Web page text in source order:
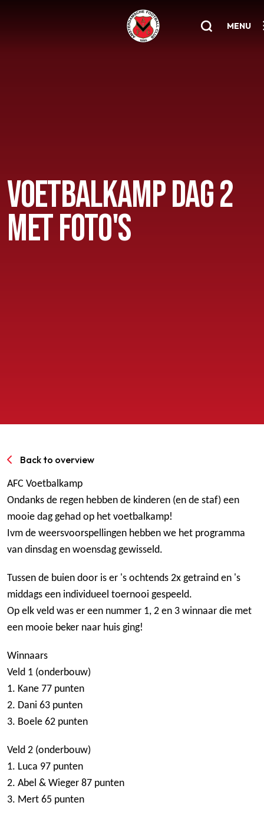
MENU
Senioren
Clubinfo
Nieuwsoverzicht
VOETBALKAMP DAG 2
MET FOTO'S
Back to overview
AFC Voetbalkamp
Ondanks de regen hebben de kinderen (en de staf) een
mooie dag gehad op het voetbalkamp!
Ivm de weersvoorspellingen hebben we het programma
van dinsdag en woensdag gewisseld.
Tussen de buien door is er 's ochtends 2x getraind en 's
middags een individueel toernooi gespeeld.
Op elk veld was er een nummer 1, 2 en 3 winnaar die met
een mooie beker naar huis ging!
Winnaars
Veld 1 (onderbouw)
1. Kane 77 punten
2. Dani 63 punten
3. Boele 62 punten
Veld 2 (onderbouw)
1. Luca 97 punten
2. Abel & Wieger 87 punten
3. Mert 65 punten